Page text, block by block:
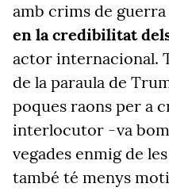
amb crims de
en la credibilitat
actor internacional.
de la paraula de
poques raons per a
interlocutor -va
vegades enmig de
també té menys